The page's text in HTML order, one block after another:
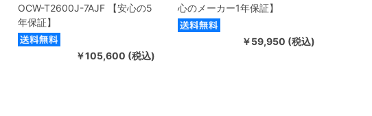
OCW-T2600J-7AJF 【安心の5
年保証】
￥105,600 (税込)
心のメーカー1年保証】
￥59,950 (税込)